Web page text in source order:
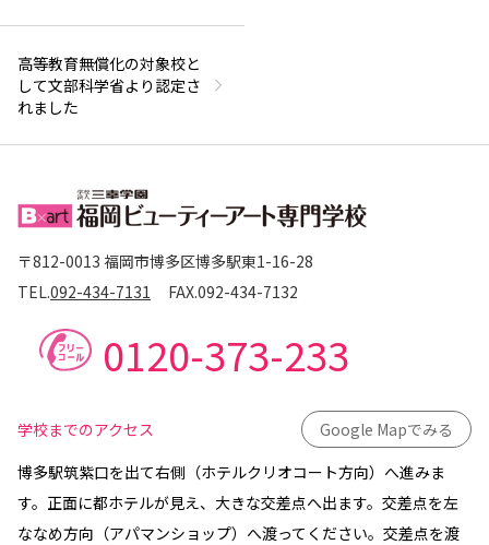
高等教育無償化の対象校と
して文部科学省より認定さ
れました
〒812-0013 福岡市博多区博多駅東1-16-28
TEL.092-434-7131 FAX.092-434-7132
0120-373-233
学校までのアクセス
Google Mapでみる
博多駅筑紫口を出て右側（ホテルクリオコート方向）へ進みま
す。正面に都ホテルが見え、大きな交差点へ出ます。交差点を左
ななめ方向（アパマンショップ）へ渡ってください。交差点を渡